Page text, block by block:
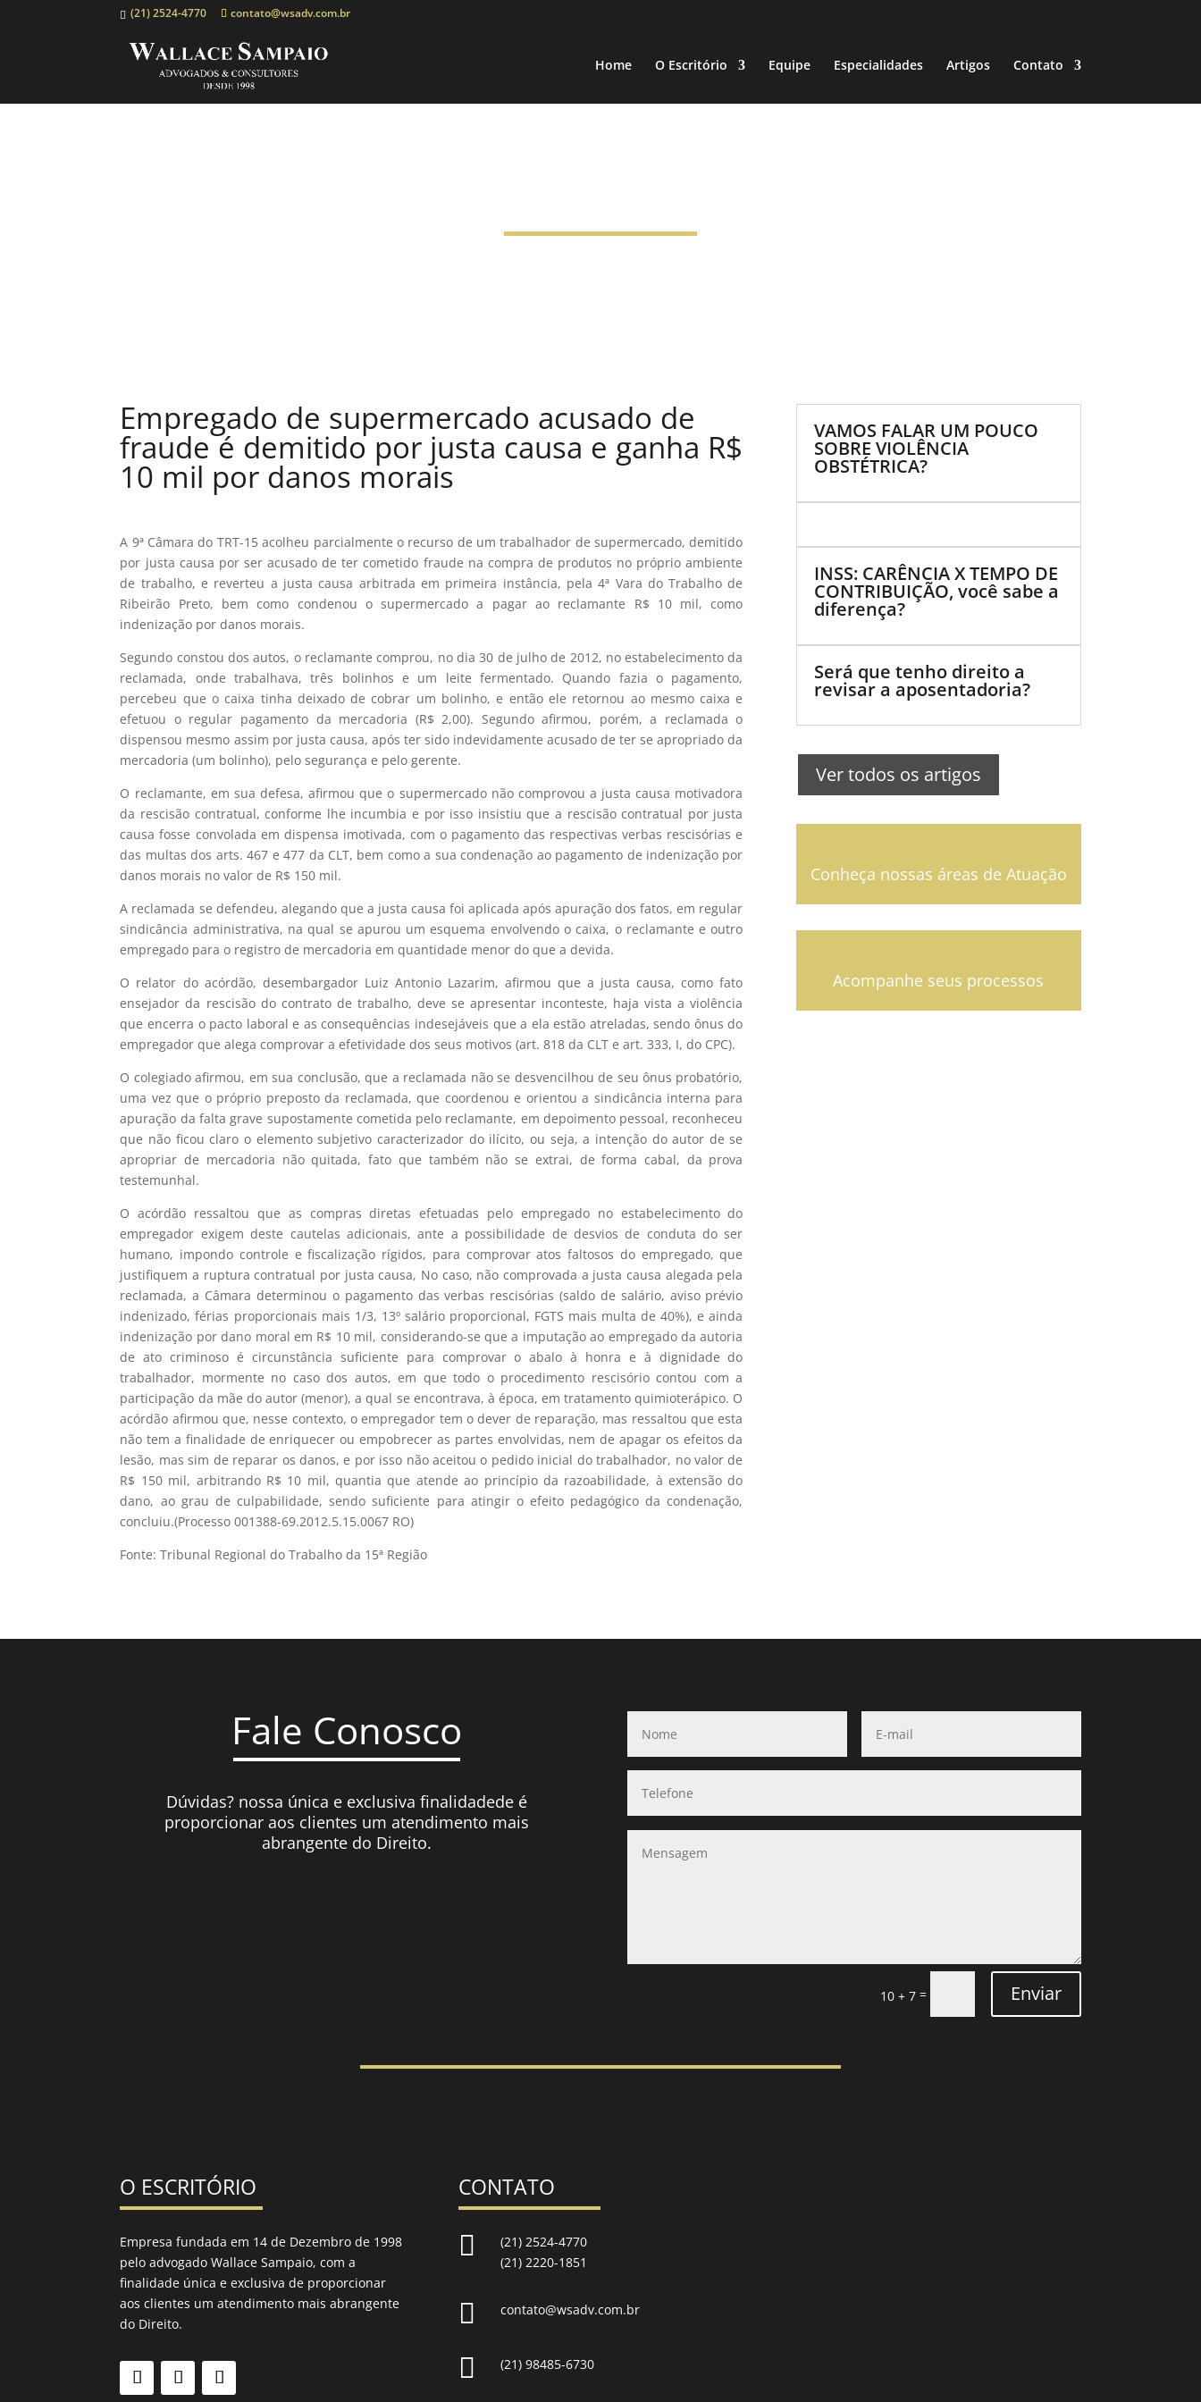
(21) 2524-4770 contato@wsadv.com.br
Home O Escritório Equipe Especialidades Artigos Contato
Empregado de supermercado acusado de
fraude é demitido por justa causa e ganha R$
10 mil por danos morais
A 9ª Câmara do TRT-15 acolheu parcialmente o recurso de um trabalhador de supermercado, demitido
por justa causa por ser acusado de ter cometido fraude na compra de produtos no próprio ambiente
de trabalho, e reverteu a justa causa arbitrada em primeira instância, pela 4ª Vara do Trabalho de
Ribeirão Preto, bem como condenou o supermercado a pagar ao reclamante R$ 10 mil, como
indenização por danos morais.
Segundo constou dos autos, o reclamante comprou, no dia 30 de julho de 2012, no estabelecimento da
reclamada, onde trabalhava, três bolinhos e um leite fermentado. Quando fazia o pagamento,
percebeu que o caixa tinha deixado de cobrar um bolinho, e então ele retornou ao mesmo caixa e
efetuou o regular pagamento da mercadoria (R$ 2,00). Segundo afirmou, porém, a reclamada o
dispensou mesmo assim por justa causa, após ter sido indevidamente acusado de ter se apropriado da
mercadoria (um bolinho), pelo segurança e pelo gerente.
O reclamante, em sua defesa, afirmou que o supermercado não comprovou a justa causa motivadora
da rescisão contratual, conforme lhe incumbia e por isso insistiu que a rescisão contratual por justa
causa fosse convolada em dispensa imotivada, com o pagamento das respectivas verbas rescisórias e
das multas dos arts. 467 e 477 da CLT, bem como a sua condenação ao pagamento de indenização por
danos morais no valor de R$ 150 mil.
A reclamada se defendeu, alegando que a justa causa foi aplicada após apuração dos fatos, em regular
sindicância administrativa, na qual se apurou um esquema envolvendo o caixa, o reclamante e outro
empregado para o registro de mercadoria em quantidade menor do que a devida.
O relator do acórdão, desembargador Luiz Antonio Lazarim, afirmou que a justa causa, como fato
ensejador da rescisão do contrato de trabalho, deve se apresentar inconteste, haja vista a violência
que encerra o pacto laboral e as consequências indesejáveis que a ela estão atreladas, sendo ônus do
empregador que alega comprovar a efetividade dos seus motivos (art. 818 da CLT e art. 333, I, do CPC).
O colegiado afirmou, em sua conclusão, que a reclamada não se desvencilhou de seu ônus probatório,
uma vez que o próprio preposto da reclamada, que coordenou e orientou a sindicância interna para
apuração da falta grave supostamente cometida pelo reclamante, em depoimento pessoal, reconheceu
que não ficou claro o elemento subjetivo caracterizador do ilícito, ou seja, a intenção do autor de se
apropriar de mercadoria não quitada, fato que também não se extrai, de forma cabal, da prova
testemunhal.
O acórdão ressaltou que as compras diretas efetuadas pelo empregado no estabelecimento do
empregador exigem deste cautelas adicionais, ante a possibilidade de desvios de conduta do ser
humano, impondo controle e fiscalização rígidos, para comprovar atos faltosos do empregado, que
justifiquem a ruptura contratual por justa causa, No caso, não comprovada a justa causa alegada pela
reclamada, a Câmara determinou o pagamento das verbas rescisórias (saldo de salário, aviso prévio
indenizado, férias proporcionais mais 1/3, 13º salário proporcional, FGTS mais multa de 40%), e ainda
indenização por dano moral em R$ 10 mil, considerando-se que a imputação ao empregado da autoria
de ato criminoso é circunstância suficiente para comprovar o abalo à honra e à dignidade do
trabalhador, mormente no caso dos autos, em que todo o procedimento rescisório contou com a
participação da mãe do autor (menor), a qual se encontrava, à época, em tratamento quimioterápico. O
acórdão afirmou que, nesse contexto, o empregador tem o dever de reparação, mas ressaltou que esta
não tem a finalidade de enriquecer ou empobrecer as partes envolvidas, nem de apagar os efeitos da
lesão, mas sim de reparar os danos, e por isso não aceitou o pedido inicial do trabalhador, no valor de
R$ 150 mil, arbitrando R$ 10 mil, quantia que atende ao princípio da razoabilidade, à extensão do
dano, ao grau de culpabilidade, sendo suficiente para atingir o efeito pedagógico da condenação,
concluiu.(Processo 001388-69.2012.5.15.0067 RO)
Fonte: Tribunal Regional do Trabalho da 15ª Região
VAMOS FALAR UM POUCO
SOBRE VIOLÊNCIA
OBSTÉTRICA?
INSS: CARÊNCIA X TEMPO DE
CONTRIBUIÇÃO, você sabe a
diferença?
Será que tenho direito a
revisar a aposentadoria?
Ver todos os artigos
Conheça nossas áreas de Atuação
Acompanhe seus processos
Fale Conosco
Dúvidas? nossa única e exclusiva finalidadede é
proporcionar aos clientes um atendimento mais
abrangente do Direito.
10 + 7= Enviar
O ESCRITÓRIO
Empresa fundada em 14 de Dezembro de 1998
pelo advogado Wallace Sampaio, com a
finalidade única e exclusiva de proporcionar
aos clientes um atendimento mais abrangente
do Direito.
CONTATO

(21) 2524-4770
(21) 2220-1851
 contato@wsadv.com.br
 (21) 98485-6730